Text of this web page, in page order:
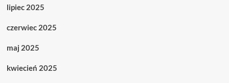
lipiec 2025
czerwiec 2025
maj 2025
kwiecień 2025